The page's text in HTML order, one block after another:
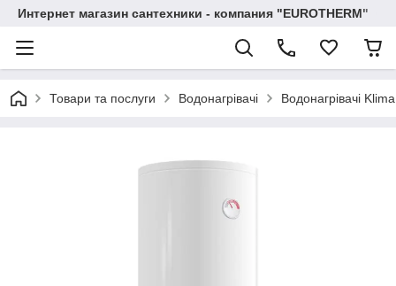
Интернет магазин сантехники - компания "EUROTHERM"
Товари та послуги Водонагрівачі Водонагрівачі